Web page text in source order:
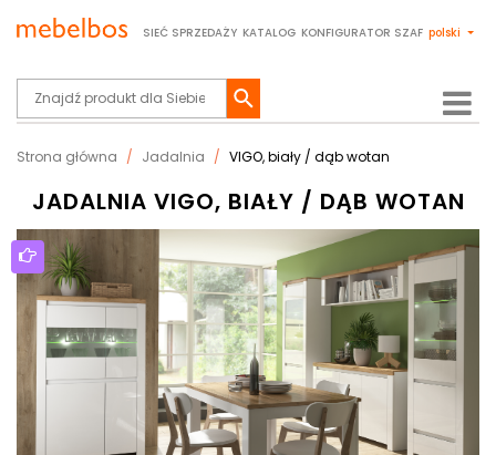
SIEĆ SPRZEDAŻY KATALOG KONFIGURATOR SZAF polski
Strona główna Jadalnia VIGO, biały / dąb wotan
JADALNIA VIGO, BIAŁY / DĄB WOTAN